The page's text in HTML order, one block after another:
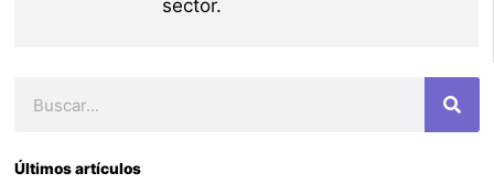
sector.
Últimos artículos